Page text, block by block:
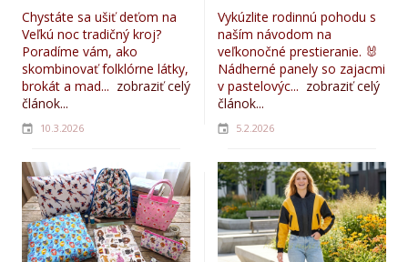
Chystáte sa ušiť deťom na
Veľkú noc tradičný kroj?
Poradíme vám, ako
skombinovať folklórne látky,
brokát a mad... zobraziť celý
článok...
10.3.2026
Vykúzlite rodinnú pohodu s
naším návodom na
veľkonočné prestieranie. 🐰
Nádherné panely so zajacmi
v pastelovýc... zobraziť celý
článok...
5.2.2026